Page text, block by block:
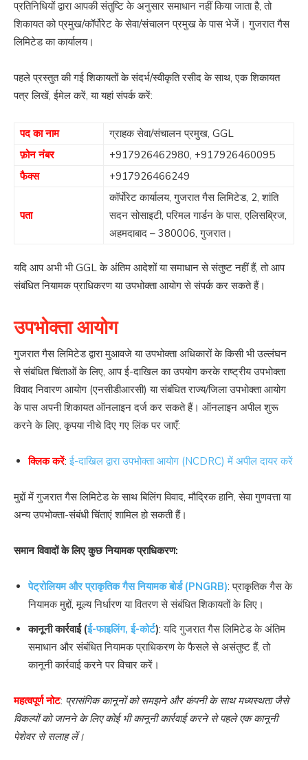
प्रतिनिधियों द्वारा आपकी संतुष्टि के अनुसार समाधान नहीं किया जाता है, तो
शिकायत को प्रमुख/कॉर्पोरेट के सेवा/संचालन प्रमुख के पास भेजें। गुजरात गैस
लिमिटेड का कार्यालय।
पहले प्रस्तुत की गई शिकायतों के संदर्भ/स्वीकृति रसीद के साथ, एक शिकायत
पत्र लिखें, ईमेल करें, या यहां संपर्क करें:
पद का नाम
ग्राहक सेवा/संचालन प्रमुख, GGL
फ़ोन नंबर
+917926462980, +917926460095
फैक्स
+917926466249
पता
कॉर्पोरेट कार्यालय, गुजरात गैस लिमिटेड, 2, शांति
सदन सोसाइटी, परिमल गार्डन के पास, एलिसब्रिज,
अहमदाबाद – 380006, गुजरात।
यदि आप अभी भी GGL के अंतिम आदेशों या समाधान से संतुष्ट नहीं हैं, तो आप
संबंधित नियामक प्राधिकरण या उपभोक्ता आयोग से संपर्क कर सकते हैं।
उपभोक्ता आयोग
गुजरात गैस लिमिटेड द्वारा मुआवजे या उपभोक्ता अधिकारों के किसी भी उल्लंघन
से संबंधित चिंताओं के लिए, आप ई-दाखिल का उपयोग करके राष्ट्रीय उपभोक्ता
विवाद निवारण आयोग (एनसीडीआरसी) या संबंधित राज्य/जिला उपभोक्ता आयोग
के पास अपनी शिकायत ऑनलाइन दर्ज कर सकते हैं। ऑनलाइन अपील शुरू
करने के लिए, कृपया नीचे दिए गए लिंक पर जाएँ:
क्लिक करें:ई-दाखिल द्वारा उपभोक्ता आयोग (NCDRC) में अपील दायर करें
मुद्दों में गुजरात गैस लिमिटेड के साथ बिलिंग विवाद, मौद्रिक हानि, सेवा गुणवत्ता या
अन्य उपभोक्ता-संबंधी चिंताएं शामिल हो सकती हैं।
समान विवादों के लिए कुछ नियामक प्राधिकरण:
पेट्रोलियम और प्राकृतिक गैस नियामक बोर्ड (PNGRB): प्राकृतिक गैस के
नियामक मुद्दों, मूल्य निर्धारण या वितरण से संबंधित शिकायतों के लिए।
कानूनी कार्रवाई (ई-फाइलिंग, ई-कोर्ट): यदि गुजरात गैस लिमिटेड के अंतिम
समाधान और संबंधित नियामक प्राधिकरण के फैसले से असंतुष्ट हैं, तो
कानूनी कार्रवाई करने पर विचार करें।
महत्वपूर्ण नोट: प्रासंगिक कानूनों को समझने और कंपनी के साथ मध्यस्थता जैसे
विकल्पों को जानने के लिए कोई भी कानूनी कार्रवाई करने से पहले एक कानूनी
पेशेवर से सलाह लें।